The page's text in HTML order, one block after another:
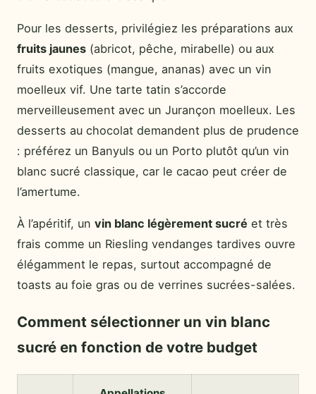
Pour les desserts, privilégiez les préparations aux
fruits jaunes (abricot, pêche, mirabelle) ou aux
fruits exotiques (mangue, ananas) avec un vin
moelleux vif. Une tarte tatin s’accorde
merveilleusement avec un Jurançon moelleux. Les
desserts au chocolat demandent plus de prudence
: préférez un Banyuls ou un Porto plutôt qu’un vin
blanc sucré classique, car le cacao peut créer de
l’amertume.
À l’apéritif, un vin blanc légèrement sucré et très
frais comme un Riesling vendanges tardives ouvre
élégamment le repas, surtout accompagné de
toasts au foie gras ou de verrines sucrées-salées.
Comment sélectionner un vin blanc
sucré en fonction de votre budget